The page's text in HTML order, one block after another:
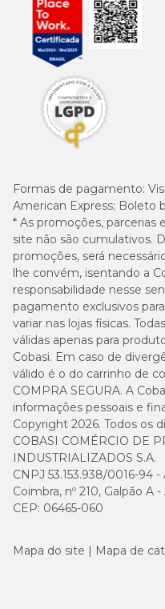
Formas de pagamento:
American Express; Boleto
* As promoções, parcerias
site não são cumulativos.
promoções, será
lhe convém, isentando a
responsabilidade nesse
pagamento exclusivos
variar nas lojas físicas.
válidas apenas para
Cobasi. Em caso de
válido é o do carrinho de
COMPRA SEGURA. A
informações pessoais e
Copyright 2026. Todos os
COBASI COMÉRCIO DE
INDUSTRIALIZADOS S.A.
CNPJ 53.153.938/0016-94
Coimbra, nº 210, Galpão A
CEP: 06465-060
Mapa do site Mapa de